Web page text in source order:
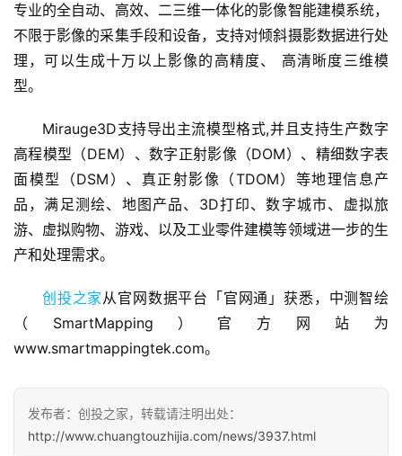
首
页
资
报
道
商
业
初
业
专业的全自动、高效、二三维一体化的影像智能建模系统，
不限于影像的采集手段和设备，支持对倾斜摄影数据进行处
理，可以生成十万以上影像的高精度、 高清晰度三维模
型。
Mirauge3D支持导出主流模型格式,并且支持生产数字
高程模型（DEM）、数字正射影像（DOM）、精细数字表
面模型（DSM）、真正射影像（TDOM）等地理信息产
品，满足测绘、地图产品、3D打印、数字城市、虚拟旅
游、虚拟购物、游戏、以及工业零件建模等领域进一步的生
产和处理需求。
创投之家从官网数据平台「官网通」获悉，中测智绘
（SmartMapping）官方网站为
www.smartmappingtek.com。
发布者：创投之家，转载请注明出处：
http://www.chuangtouzhijia.com/news/3937.html